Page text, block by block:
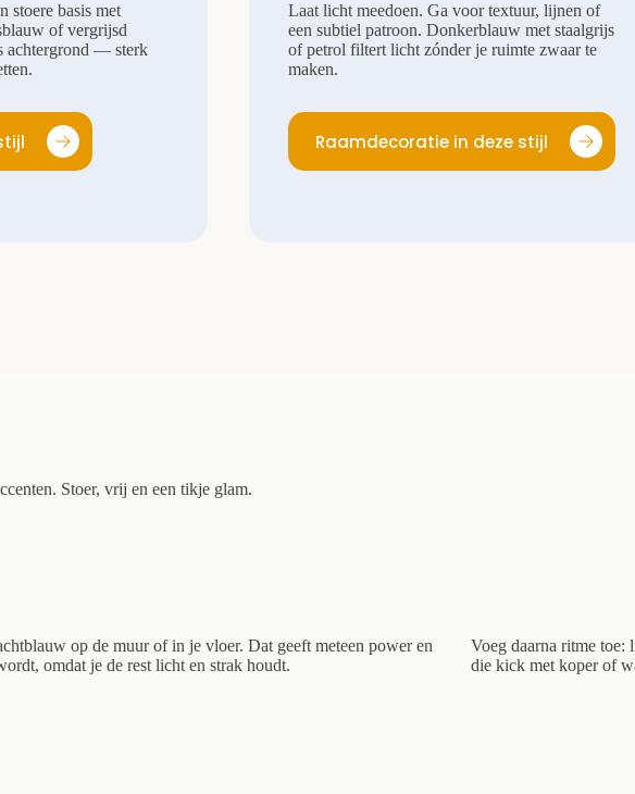
stoere basis met
of vergrijsd
achtergrond — sterk
Laat licht meedoen. Ga voor textuur, lijnen of
een subtiel patroon. Donkerblauw met staalgrijs
of petrol filtert licht zónder je ruimte zwaar te
maken.
Raamdecoratie in deze stijl
Stoer, vrij en een tikje glam.
op de muur of in je vloer. Dat geeft meteen power en
omdat je de rest licht en strak houdt.
Voeg daarna ritme toe:
die kick met koper of